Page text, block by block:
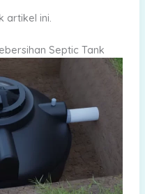
artikel ini.
Septic Tank